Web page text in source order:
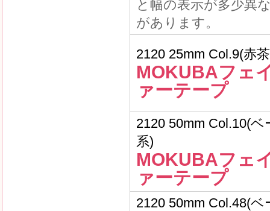
と幅の表示が多少異
があります。
2120 25mm Col.9(赤
MOKUBAフェ
ァーテープ
2120 50mm Col.10(ベ
系)
MOKUBAフェ
ァーテープ
2120 50mm Col.48(ベ